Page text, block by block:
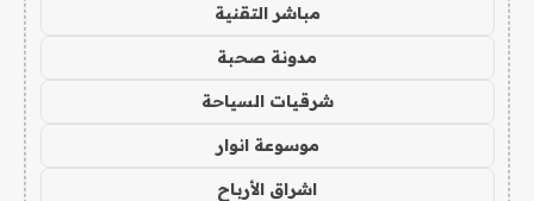
مباشر التقنية
مدونة صحبة
شرقيات السياحة
موسوعة انوار
اشراق الأرباح